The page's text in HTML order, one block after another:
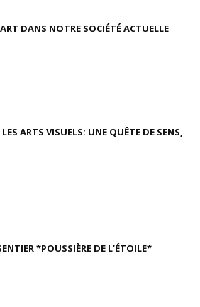
DANS NOTRE SOCIÉTÉ ACTUELLE
ARTS VISUELS: UNE QUÊTE DE SENS,
*POUSSIÈRE DE L’ÉTOILE*